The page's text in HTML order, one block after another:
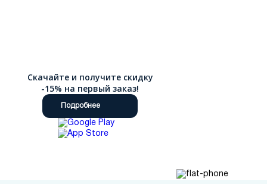
Скачайте и получите скидку
-15% на первый заказ!
Подробнее